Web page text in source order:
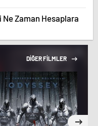
Ne Zaman Hesaplara
DİĞER FİLMLER